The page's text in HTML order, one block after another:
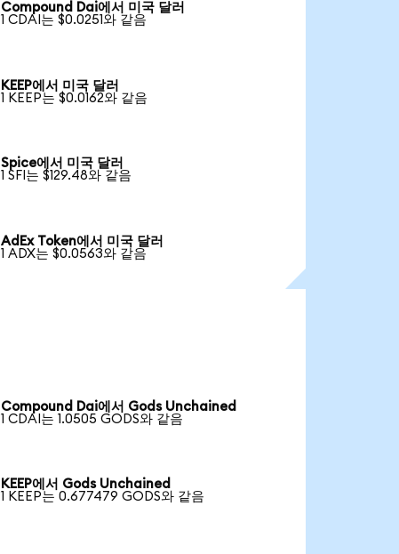
Compound Dai에서 미국 달러
1 CDAI는 $0.0251와 같음
KEEP에서 미국 달러
1 KEEP는 $0.0162와 같음
Spice에서 미국 달러
1 SFI는 $129.48와 같음
AdEx Token에서 미국 달러
1 ADX는 $0.0563와 같음
Compound Dai에서 Gods Unchained
1 CDAI는 1.0505 GODS와 같음
KEEP에서 Gods Unchained
1 KEEP는 0.677479 GODS와 같음